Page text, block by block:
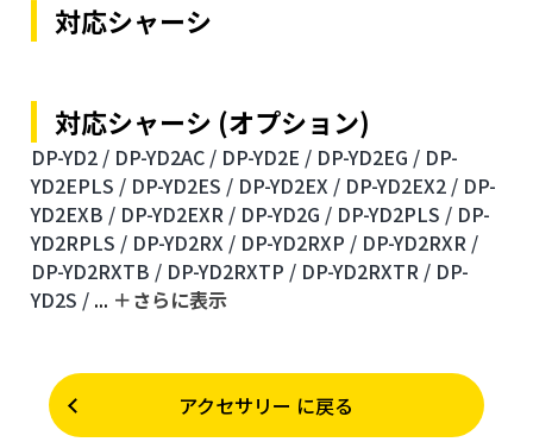
対応シャーシ
対応シャーシ (オプション)
DP-YD2 / DP-YD2AC / DP-YD2E / DP-YD2EG / DP-
YD2EPLS / DP-YD2ES / DP-YD2EX / DP-YD2EX2 / DP-
YD2EXB / DP-YD2EXR / DP-YD2G / DP-YD2PLS / DP-
YD2RPLS / DP-YD2RX / DP-YD2RXP / DP-YD2RXR /
DP-YD2RXTB / DP-YD2RXTP / DP-YD2RXTR / DP-
YD2S / ... ＋さらに表⽰
アクセサリー に戻る